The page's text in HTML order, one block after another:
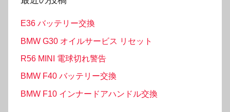
E36 バッテリー交換
BMW G30 オイルサービス リセット
R56 MINI 電球切れ警告
BMW F40 バッテリー交換
BMW F10 インナードアハンドル交換